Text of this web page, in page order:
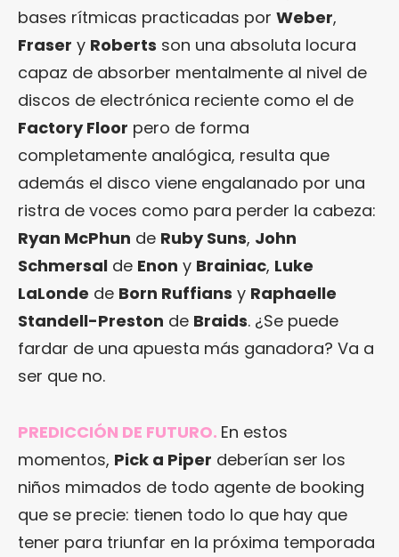
bases rítmicas practicadas por Weber,
Fraser y Roberts son una absoluta locura
capaz de absorber mentalmente al nivel de
discos de electrónica reciente como el de
Factory Floor pero de forma
completamente analógica, resulta que
además el disco viene engalanado por una
ristra de voces como para perder la cabeza:
Ryan McPhun de Ruby Suns, John
Schmersal de Enon y Brainiac, Luke
LaLonde de Born Ruffians y Raphaelle
Standell-Preston de Braids. ¿Se puede
fardar de una apuesta más ganadora? Va a
ser que no.
PREDICCIÓN DE FUTURO. En estos
momentos, Pick a Piper deberían ser los
niños mimados de todo agente de booking
que se precie: tienen todo lo que hay que
tener para triunfar en la próxima temporada